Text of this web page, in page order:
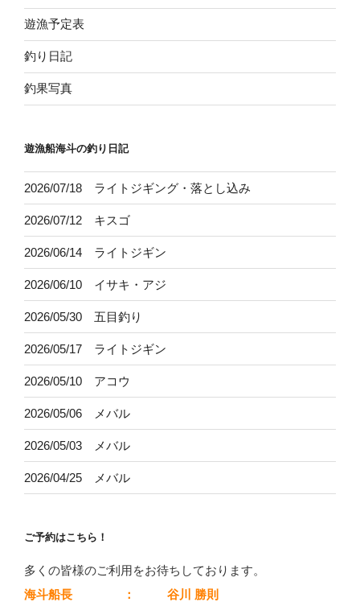
遊漁予定表
釣り日記
釣果写真
遊漁船海斗の釣り日記
2026/07/18 ライトジギング・落とし込み
2026/07/12 キスゴ
2026/06/14 ライトジギン
2026/06/10 イサキ・アジ
2026/05/30 五目釣り
2026/05/17 ライトジギン
2026/05/10 アコウ
2026/05/06 メバル
2026/05/03 メバル
2026/04/25 メバル
ご予約はこちら！
多くの皆様のご利用をお待ちしております。
海斗船長
： 谷川 勝則